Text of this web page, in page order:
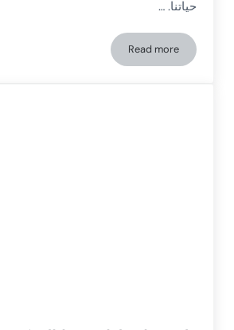
حياتنا. …
Read moreكيف يؤثر الأرق على وظائفنا التنفيذية؟